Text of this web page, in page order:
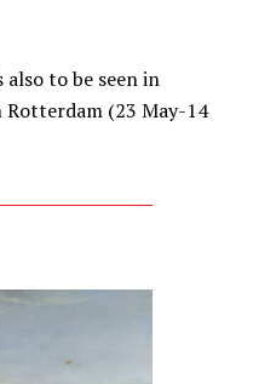
to be seen in
(23 May-14